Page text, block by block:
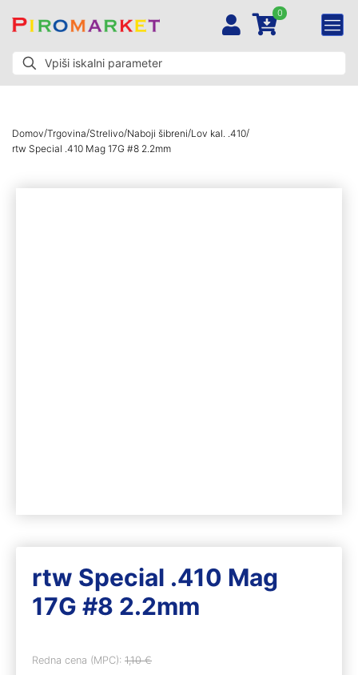
0
Domov/Trgovina/Strelivo/Naboji šibreni/Lov kal. .410/
rtw Special .410 Mag 17G #8 2.2mm
rtw Special .410 Mag
17G #8 2.2mm
Redna cena (MPC): 1,10€